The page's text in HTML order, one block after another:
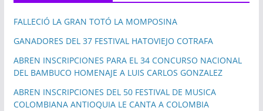
FALLECIÓ LA GRAN TOTÓ LA MOMPOSINA
GANADORES DEL 37 FESTIVAL HATOVIEJO COTRAFA
ABREN INSCRIPCIONES PARA EL 34 CONCURSO NACIONAL
DEL BAMBUCO HOMENAJE A LUIS CARLOS GONZALEZ
ABREN INSCRIPCIONES DEL 50 FESTIVAL DE MUSICA
COLOMBIANA ANTIOQUIA LE CANTA A COLOMBIA